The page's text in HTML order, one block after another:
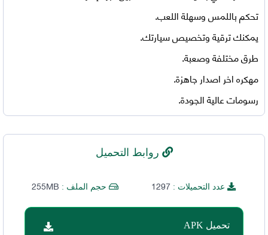
تحكم باللمس وسهلة اللعب.
يمكنك ترقية وتخصيص سيارتك.
طرق مختلفة وصعبة.
مهكره اخر اصدار جاهزة.
رسومات عالية الجودة.
روابط التحميل
عدد التحميلات :1297 حجم الملف : 255MB
تحميل APK